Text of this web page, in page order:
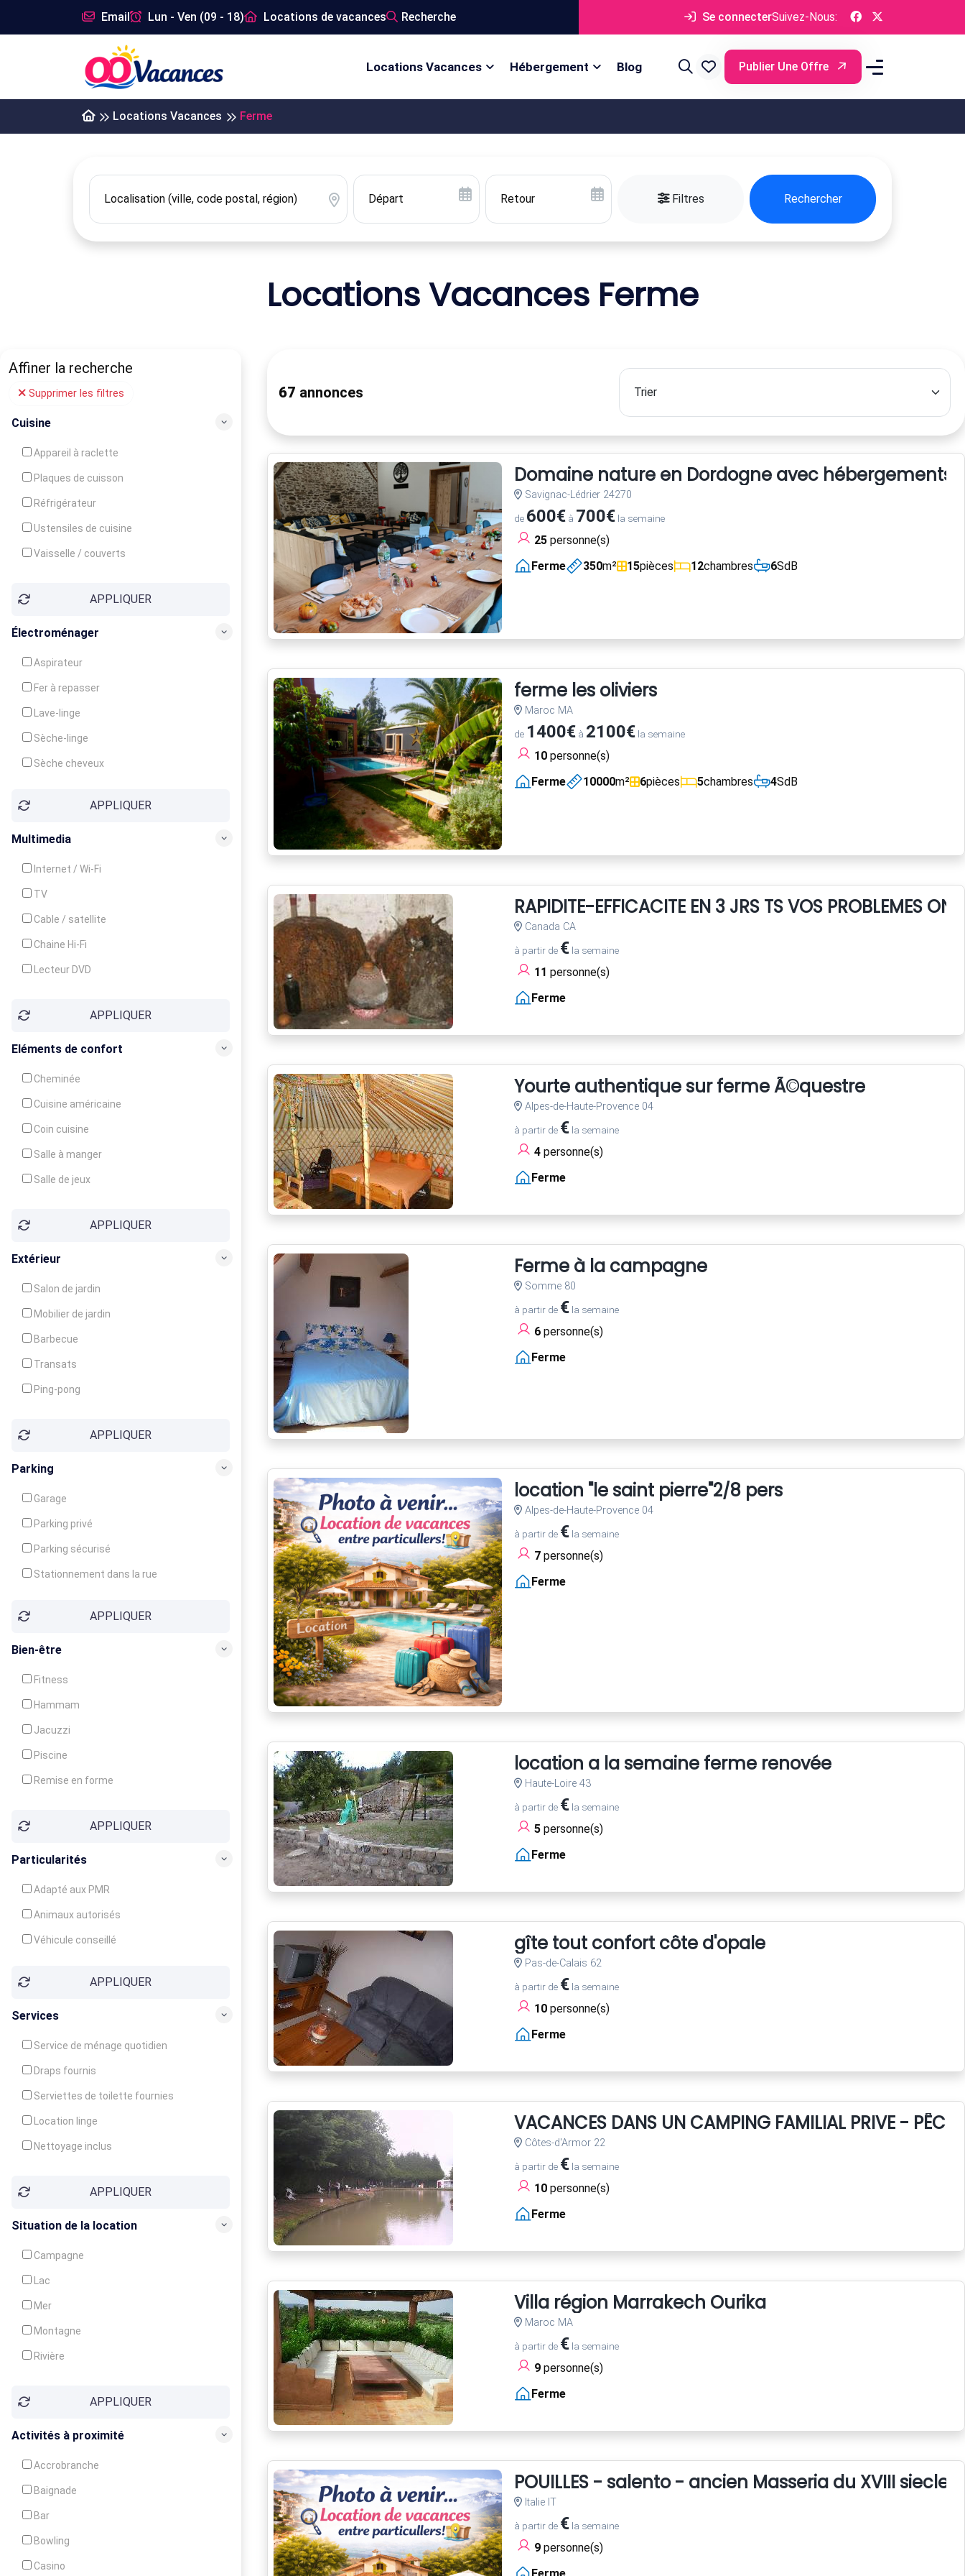
Email Lun - Ven (09 - 18) Locations de vacances Recherche Se connecterSuivez-Nous:
Locations Vacances Hébergement Blog Publier Une Offre
Locations Vacances Ferme
Filtres Rechercher
Locations Vacances Ferme
Affiner la recherche
Supprimer les filtres
Cuisine
Appareil à raclette
Plaques de cuisson
Réfrigérateur
Ustensiles de cuisine
Vaisselle / couverts
Congélateur
APPLIQUER
Électroménager
Aspirateur
Fer à repasser
Lave-linge
Sèche-linge
Sèche cheveux
APPLIQUER
Multimedia
Internet / Wi-Fi
TV
Cable / satellite
Chaine Hi-Fi
Lecteur DVD
APPLIQUER
Eléments de confort
Cheminée
Cuisine américaine
Coin cuisine
Salle à manger
Salle de jeux
Balcon / Terrasse
APPLIQUER
Extérieur
Salon de jardin
Mobilier de jardin
Barbecue
Transats
Ping-pong
Jeux d'enfantsAPPLIQUER
Parking
Garage
Parking privé
Parking sécurisé
Stationnement dans la rue
APPLIQUER
Bien-être
Fitness
Hammam
Jacuzzi
Piscine
Remise en forme
Soins du corpsAPPLIQUER
Particularités
Adapté aux PMR
Animaux autorisés
Véhicule conseillé
APPLIQUER
Services
Service de ménage quotidien
Draps fournis
Serviettes de toilette fournies
Location linge
Nettoyage inclus
Garde d'enfants
Crèche
APPLIQUER
Situation de la location
Campagne
Lac
Mer
Montagne
Rivière
APPLIQUER
Activités à proximité
Accrobranche
Baignade
Bar
Bowling
Casino
67 annonces
Domaine nature en Dordogne avec
Savignac-Lédrier 24270
de 600€à 700€la semaine
25personne(s)
Ferme
350m² 15pièces 12chambres 6SdB
ferme les oliviers
Maroc MA
de 1400€à 2100€la semaine
10personne(s)
Ferme
10000m² 6pièces 5chambres 4SdB
RAPIDITE-EFFICACITE EN 3 JRS TS VOS PROBLEMES
Canada CA
à partir de €la semaine
11 personne(s)
Ferme
Yourte authentique sur ferme Ã©questre
Alpes-de-Haute-Provence 04
à partir de €la semaine
4personne(s)
Ferme
Ferme à la campagne
Somme 80
à partir de €la semaine
6personne(s)
Ferme
location "le saint pierre"2/8 pers
Alpes-de-Haute-Provence 04
à partir de €la semaine
7personne(s)
Ferme
location a la semaine ferme renovée
Haute-Loire 43
à partir de €la semaine
5personne(s)
Ferme
gîte tout confort côte d'opale
Pas-de-Calais 62
à partir de €la semaine
10personne(s)
Ferme
VACANCES DANS UN CAMPING FAMILIAL PRIVE -
Côtes-d'Armor 22
à partir de €la semaine
10personne(s)
Ferme
Villa région Marrakech Ourika
Maroc MA
à partir de €la semaine
9personne(s)
Ferme
POUILLES - salento - ancien Masseria du XVIII siecle
Italie IT
à partir de €la semaine
9personne(s)